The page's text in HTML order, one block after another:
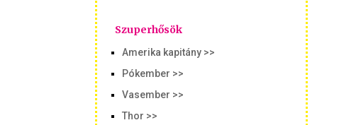
Szuperhősök
Amerika kapitány >>
Pókember >>
Vasember >>
Thor >>